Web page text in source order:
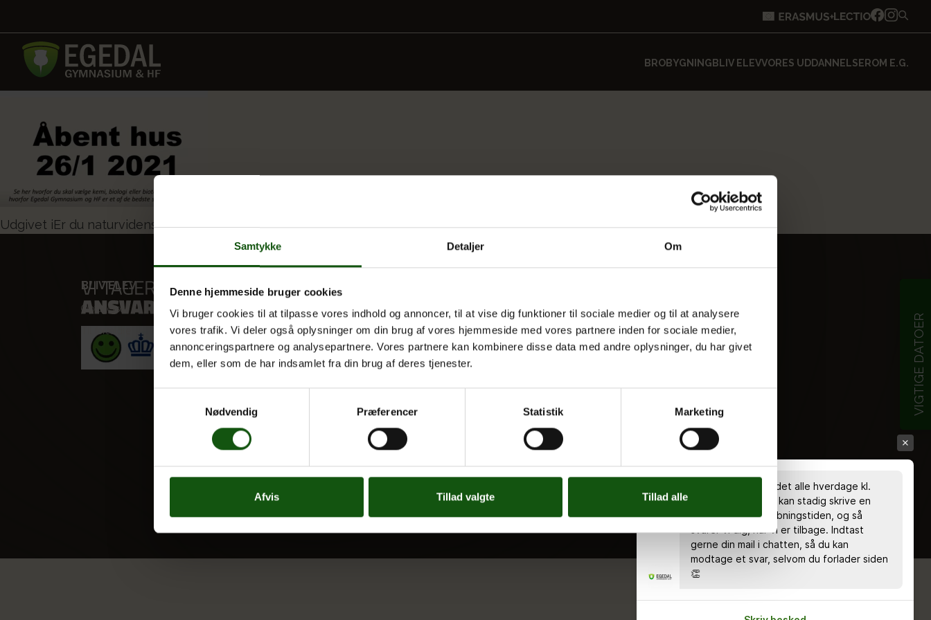
Samtykke Detaljer Om
Denne hjemmeside bruger cookies
Vi bruger cookies til at tilpasse vores indhold og annoncer, til at vise dig funktioner til sociale medier og til at analysere
vores trafik. Vi deler også oplysninger om din brug af vores hjemmeside med vores partnere inden for sociale medier,
annonceringspartnere og analysepartnere. Vores partnere kan kombinere disse data med andre oplysninger, du har givet
dem, eller som de har indsamlet fra din brug af deres tjenester.
Nødvendig
Præferencer Statistik Marketing
Afvis Tillad valgte Tillad alle
BROBYGNING BLIV ELEVVORES UDDANNELSEROM E.G.
VIGTIGE DATOER
Indlægsnavigation
Udgivet iEr du naturvidenskabstypen?
BLIV ELEV
Optagelse
Til forældre
VORES UDDANNELSER
STX
HF
Alle fag og valgfag
Kontakt
Nyheder
Ferieplan
Tilgængelighedserklæring
Whistleblowerservice
Chatten er bemandet alle hverdage kl.
8.00 - 18.00 🤗 Du kan stadig skrive en
besked uden for åbningstiden, og så
svarer vi dig, når vi er tilbage. Indtast
gerne din mail i chatten, så du kan
modtage et svar, selvom du forlader siden
👏